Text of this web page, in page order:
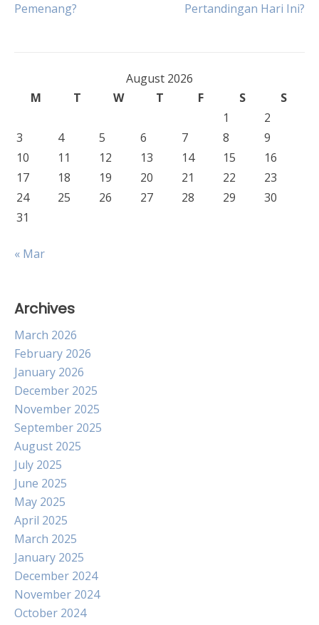
navigation
Pemenang?
Pertandingan Hari Ini?
August 2026
M
T W T F S
S
1
2
3
4 5 6 7 8
9
10
11 12 13 14 15
16
17
18 19 20 21 22
23
24
25 26 27 28 29
30
31
« Mar
Archives
March 2026
February 2026
January 2026
December 2025
November 2025
September 2025
August 2025
July 2025
June 2025
May 2025
April 2025
March 2025
January 2025
December 2024
November 2024
October 2024